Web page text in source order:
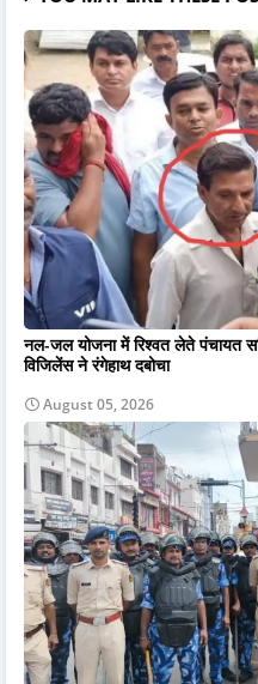
नल-जल योजना में रिश्वत लेते पंचायत
विजिलेंस ने रंगेहाथ दबोचा
August 05, 2026